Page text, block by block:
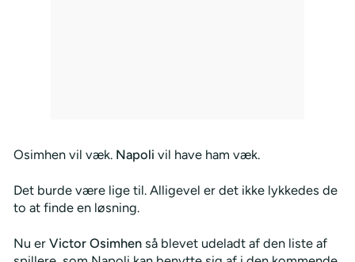
Osimhen vil væk. Napoli vil have ham væk.
Det burde være lige til. Alligevel er det ikke lykkedes de
to at finde en løsning.
Nu er Victor Osimhenså blevet udeladt af den liste af